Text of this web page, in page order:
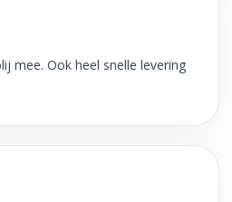
mee. Ook heel snelle levering